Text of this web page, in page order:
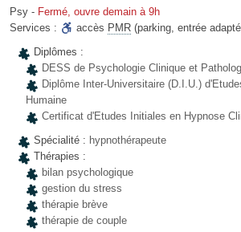
Psy - Fermé, ouvre demain à 9h
Services :
accès PMR (parking, entrée
Diplômes :
DESS de Psychologie Clinique et
Diplôme Inter-Universitaire (D.I.U.)
Humaine
Certificat d'Etudes Initiales en Hypnose
Spécialité : hypnothérapeute
Thérapies :
bilan psychologique
gestion du stress
thérapie brève
thérapie de couple